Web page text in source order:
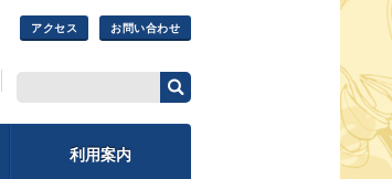
アクセス お問い合わせ
利用案内